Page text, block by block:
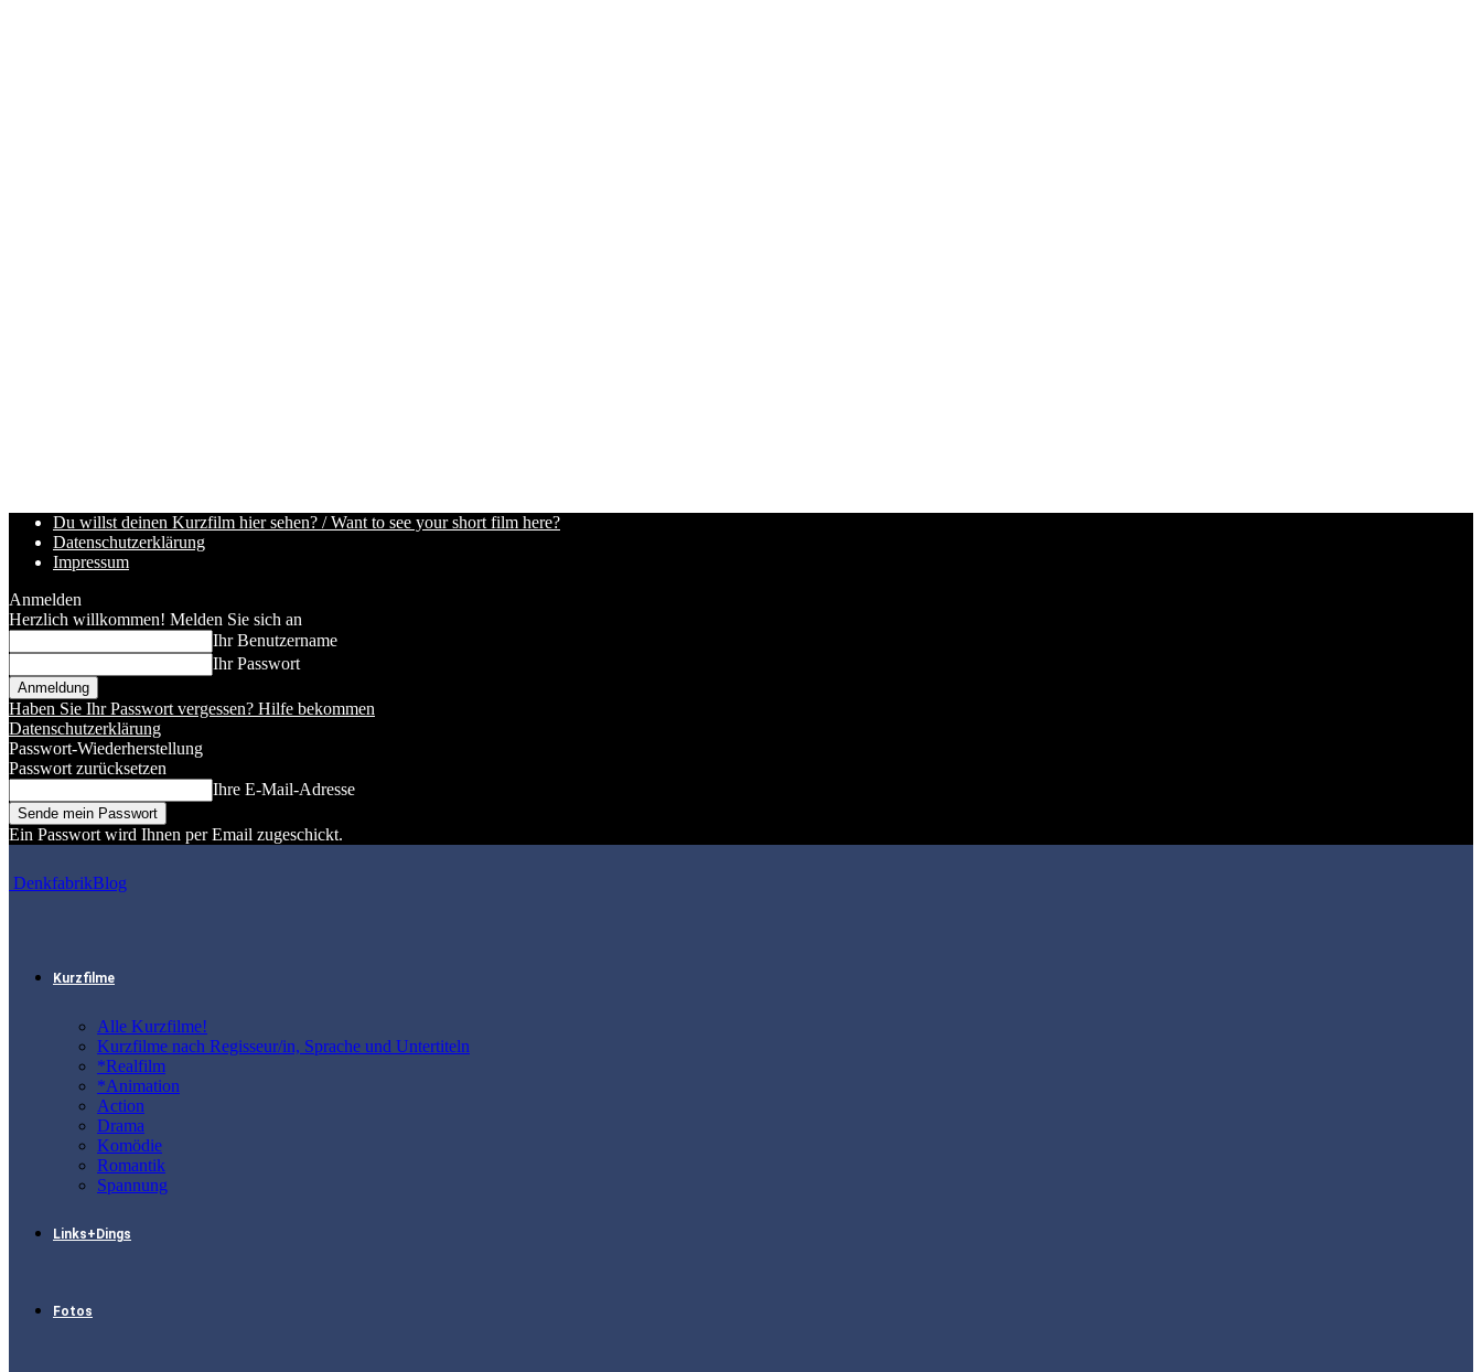
Du willst deinen Kurzfilm hier sehen? / Want to see your short film here?
Datenschutzerklärung
Impressum
Anmelden
Herzlich willkommen! Melden Sie sich an
Ihr Benutzername
Ihr Passwort
Haben Sie Ihr Passwort vergessen? Hilfe bekommen
Datenschutzerklärung
Passwort-Wiederherstellung
Passwort zurücksetzen
Ihre E-Mail-Adresse
Ein Passwort wird Ihnen per Email zugeschickt.
DenkfabrikBlog
Kurzfilme
Alle Kurzfilme!
Kurzfilme nach Regisseur/in, Sprache und Untertiteln
*Realfilm
*Animation
Action
Drama
Komödie
Romantik
Spannung
Links+Dings
Fotos